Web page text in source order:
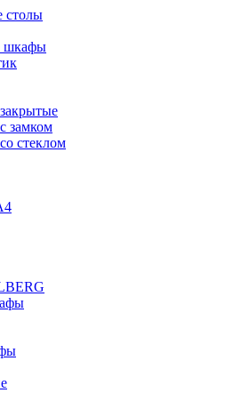
столы
шкафы
замком
стеклом